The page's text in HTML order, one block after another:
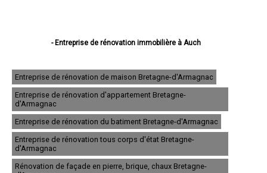
- Entreprise de rénovation immobilière à Auch
- Entreprise de rénovation immobilière à Fleurance
- Entreprise de rénovation immobilière à Eauze
- Entreprise de rénovation immobilière à Mirande
- Entreprise de rénovation immobilière à Lectoure
- Entreprise de rénovation immobilière à Vic-Fezensac
- Entreprise de rénovation immobilière à Gimont
- Entreprise de rénovation immobilière à Pavie
- Entreprise de rénovation immobilière à Samatan
- Entreprise de rénovation immobilière à Nogaro
- Entreprise de rénovation immobilière à Lombez
Entreprise de rénovation de maison Bretagne-d'Armagnac
Entreprise de rénovation d'appartement Bretagne-
d'Armagnac
Entreprise de rénovation du batiment Bretagne-d'Armagnac
Entreprise de rénovation tous corps d'état Bretagne-
d'Armagnac
Rénovation de façade en pierre, brique, chaux Bretagne-